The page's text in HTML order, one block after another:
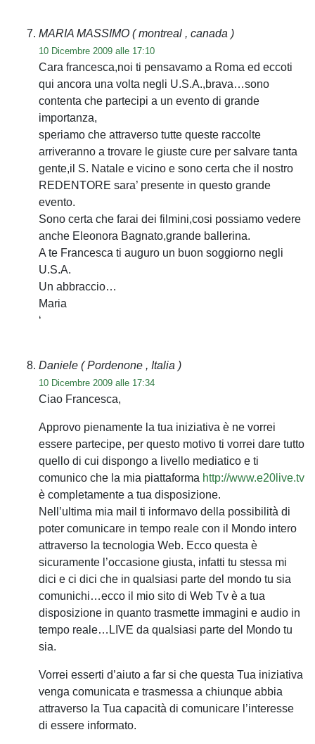
MARIA MASSIMO ( montreal , canada )
10 Dicembre 2009 alle 17:10
Cara francesca,noi ti pensavamo a Roma ed eccoti
qui ancora una volta negli U.S.A.,brava…sono
contenta che partecipi a un evento di grande
importanza,
speriamo che attraverso tutte queste raccolte
arriveranno a trovare le giuste cure per salvare tanta
gente,il S. Natale e vicino e sono certa che il nostro
REDENTORE sara’ presente in questo grande
evento.
Sono certa che farai dei filmini,cosi possiamo vedere
anche Eleonora Bagnato,grande ballerina.
A te Francesca ti auguro un buon soggiorno negli
U.S.A.
Un abbraccio…
Maria
‘
Daniele ( Pordenone , Italia )
10 Dicembre 2009 alle 17:34
Ciao Francesca,
Approvo pienamente la tua iniziativa è ne vorrei
essere partecipe, per questo motivo ti vorrei dare tutto
quello di cui dispongo a livello mediatico e ti
comunico che la mia piattaforma http://www.e20live.tv
è completamente a tua disposizione.
Nell’ultima mia mail ti informavo della possibilità di
poter comunicare in tempo reale con il Mondo intero
attraverso la tecnologia Web. Ecco questa è
sicuramente l’occasione giusta, infatti tu stessa mi
dici e ci dici che in qualsiasi parte del mondo tu sia
comunichi…ecco il mio sito di Web Tv è a tua
disposizione in quanto trasmette immagini e audio in
tempo reale…LIVE da qualsiasi parte del Mondo tu
sia.
Vorrei esserti d’aiuto a far si che questa Tua iniziativa
venga comunicata e trasmessa a chiunque abbia
attraverso la Tua capacità di comunicare l’interesse
di essere informato.